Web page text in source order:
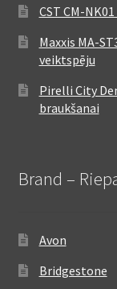
CST CM-
Maxxis MA-
veiktspēju
Pirelli City
braukšanai
Brand –
Avon
Bridgestone